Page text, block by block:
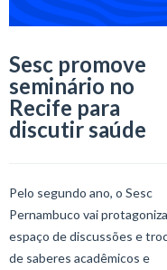
Sesc promove
seminário no
Recife para
discutir saúde
Pelo segundo ano, o Sesc
Pernambuco vai
espaço de discussões e
de saberes acadêmicos e